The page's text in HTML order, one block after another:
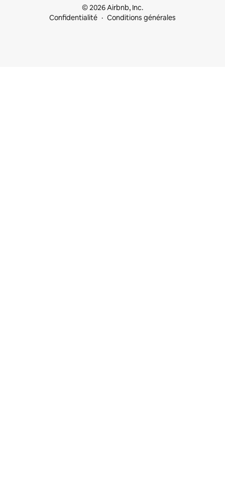
© 2026 Airbnb, Inc.
Confidentialité
Conditions générales